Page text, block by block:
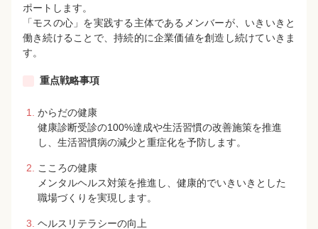
ポートします。
「モスの心」を実践する主体であるメンバーが、いきいきと
働き続けることで、持続的に企業価値を創造し続けていきま
す。
重点戦略事項
からだの健康
健康診断受診の100%達成や生活習慣の改善施策を推進
し、生活習慣病の減少と重症化を予防します。
こころの健康
メンタルヘルス対策を推進し、健康的でいきいきとした
職場づくりを実現します。
ヘルスリテラシーの向上